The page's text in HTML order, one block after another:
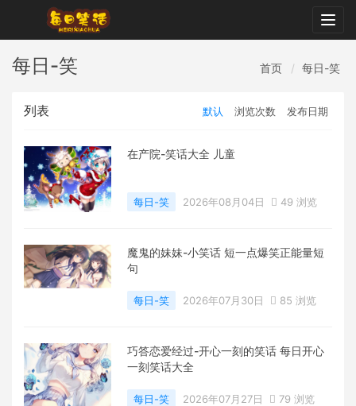
每日-笑 首页 每日-笑
列表 默认 浏览次数 发布日期
在产院-笑话大全 儿童
每日-笑 2026年08月04日 49 浏览
魔鬼的妹妹-小笑话 短一点爆笑正能量短
句
每日-笑 2026年07月30日 85 浏览
巧答恋爱经过-开心一刻的笑话 每日开心
一刻笑话大全
每日-笑 2026年07月27日 79 浏览